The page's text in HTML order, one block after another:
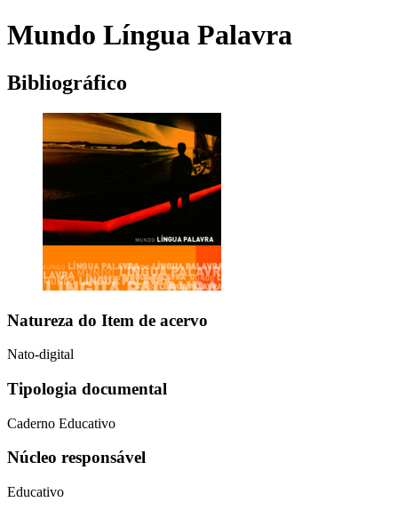
Mundo Língua Palavra
Bibliográfico
Natureza do Item de acervo
Nato-digital
Tipologia documental
Caderno Educativo
Núcleo responsável
Educativo